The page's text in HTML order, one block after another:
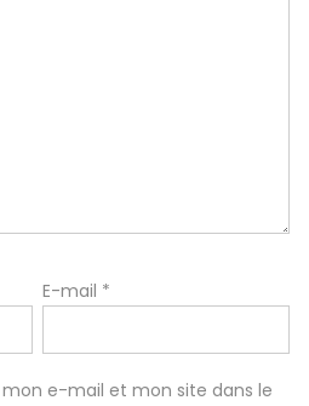
E-mail *
e-mail et mon site dans le